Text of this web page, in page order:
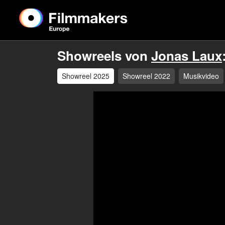
Showreels von Jonas Laux
Showreel 2025 Showreel 2022 Musikvideo